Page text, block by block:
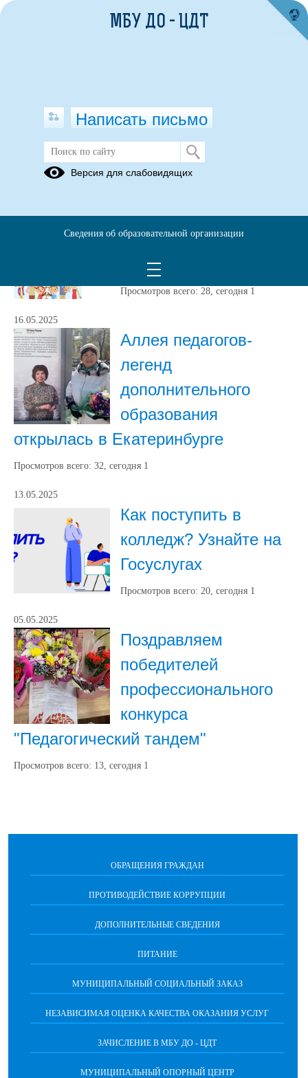
Публикации за Май 2025
В День защиты детей
приглашаем на
праздник!!!
Просмотров всего: 28, сегодня 1
16.05.2025
Аллея педагогов-
легенд
дополнительного
образования
открылась в Екатеринбурге
Просмотров всего: 32, сегодня 1
13.05.2025
Как поступить в
колледж? Узнайте на
Госуслугах
Просмотров всего: 20, сегодня 1
05.05.2025
Поздравляем
победителей
профессионального
конкурса
"Педагогический тандем"
Просмотров всего: 13, сегодня 1
ОБРАЩЕНИЯ ГРАЖДАН
ПРОТИВОДЕЙСТВИЕ КОРРУПЦИИ
ДОПОЛНИТЕЛЬНЫЕ СВЕДЕНИЯ
ПИТАНИЕ
МУНИЦИПАЛЬНЫЙ СОЦИАЛЬНЫЙ ЗАКАЗ
НЕЗАВИСИМАЯ ОЦЕНКА КАЧЕСТВА ОКАЗАНИЯ УСЛУГ
ЗАЧИСЛЕНИЕ В МБУ ДО - ЦДТ
МУНИЦИПАЛЬНЫЙ ОПОРНЫЙ ЦЕНТР
МБУ ДО - ЦДТ
Написать письмо
Версия для слабовидящих
Сведения об образовательной организации